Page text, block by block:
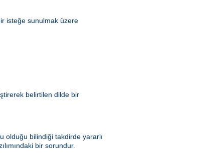
isteğe sunulmak üzere
belirtilen dilde bir
olduğu bilindiği takdirde yararlı
bir sorundur.